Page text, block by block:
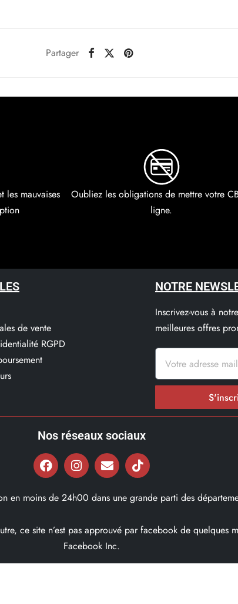
Partager
les mauvaises
Oubliez les obligations de mettre votre
ligne.
de vente
RGPD
NOTRE
Inscrivez-vous à
meilleures offres
Nos réseaux sociaux
en moins de 24h00 dans une grande parti des
ce site n’est pas approuvé par facebook de quelques
Facebook Inc.